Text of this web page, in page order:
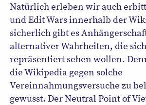
Natürlich erleben wir auch
und Edit Wars innerhalb der
sicherlich gibt es
alternativer Wahrheiten, die
repräsentiert sehen wollen.
die Wikipedia gegen solche
Vereinnahmungsversuche zu
gewusst. Der Neutral Point of